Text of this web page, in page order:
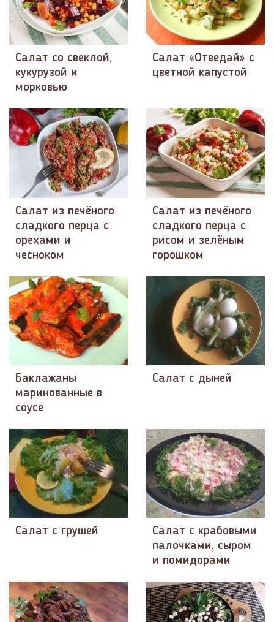
Салат со свеклой,
кукурузой и
морковью
Салат «Отведай» с
цветной капустой
Салат из печёного
сладкого перца с
орехами и
чесноком
Салат из печёного
сладкого перца с
рисом и зелёным
горошком
Баклажаны
маринованные в
соусе
Салат с дыней
Салат с грушей
Салат с крабовыми
палочками, сыром
и помидорами